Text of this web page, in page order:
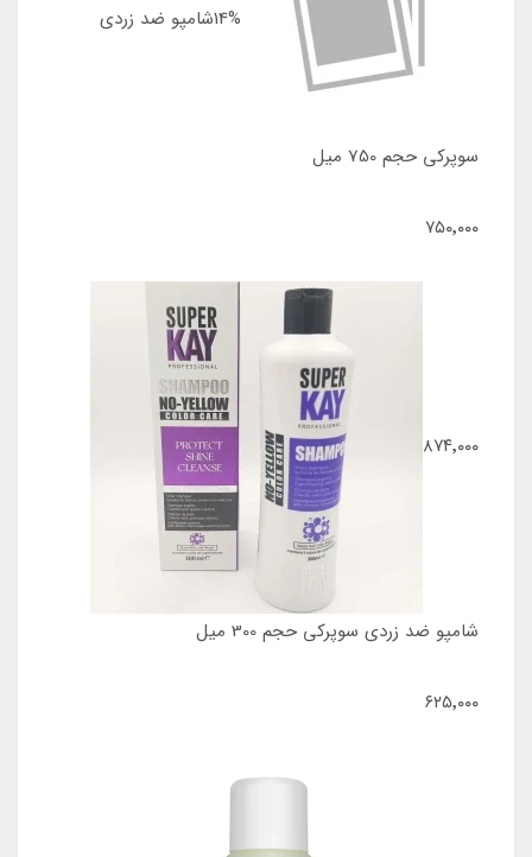
14%شامپو ضد زردی
سوپرکی حجم 750 میل
۷۵۰٬۰۰۰
۸۷۴٬۰۰۰
شامپو ضد زردی سوپرکی حجم 300 میل
۶۲۵٬۰۰۰